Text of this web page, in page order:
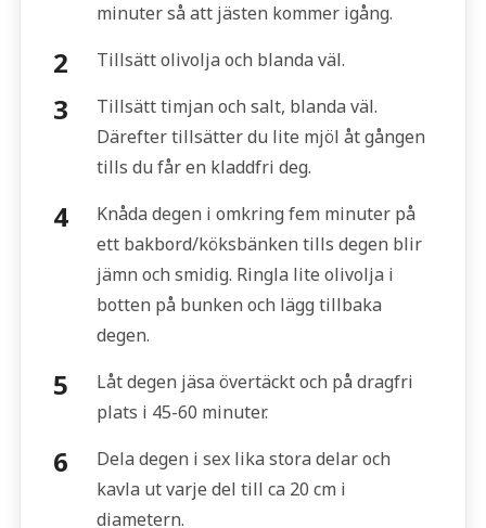
minuter så att jästen kommer igång.
Tillsätt olivolja och blanda väl.
Tillsätt timjan och salt, blanda väl.
Därefter tillsätter du lite mjöl åt gången
tills du får en kladdfri deg.
Knåda degen i omkring fem minuter på
ett bakbord/köksbänken tills degen blir
jämn och smidig. Ringla lite olivolja i
botten på bunken och lägg tillbaka
degen.
Låt degen jäsa övertäckt och på dragfri
plats i 45-60 minuter.
Dela degen i sex lika stora delar och
kavla ut varje del till ca 20 cm i
diametern.